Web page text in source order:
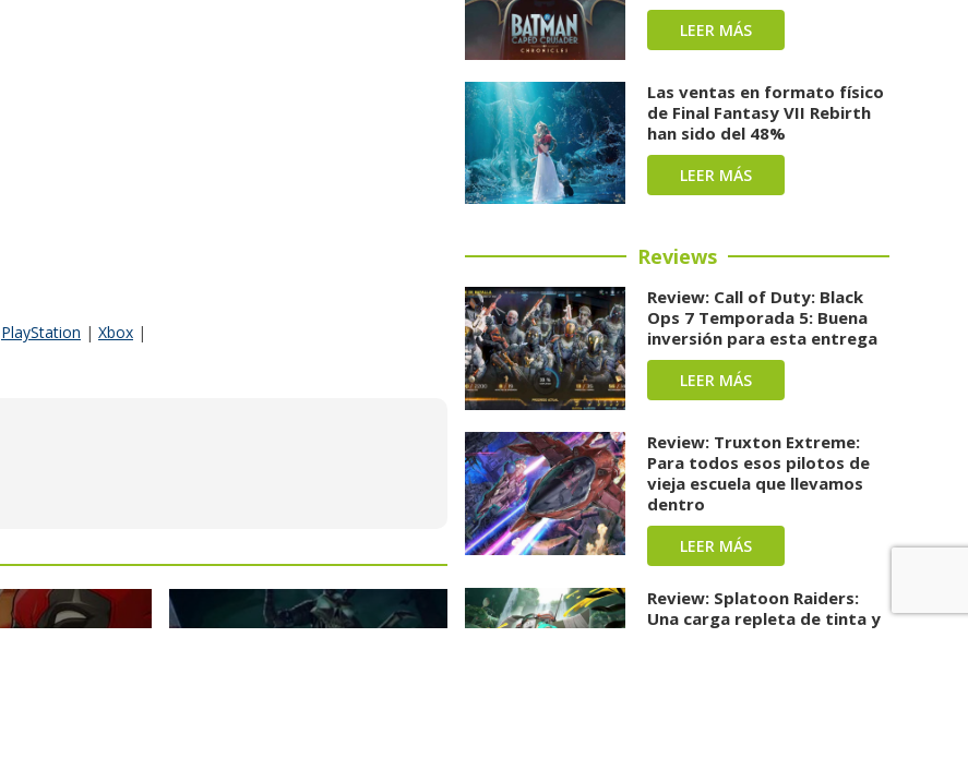
PlayStation | Xbox |
LEER MÁS
Las ventas en formato físico
de Final Fantasy VII Rebirth
han sido del 48%
LEER MÁS
Reviews
Review: Call of Duty: Black
Ops 7 Temporada 5: Buena
inversión para esta entrega
LEER MÁS
Review: Truxton Extreme:
Para todos esos pilotos de
vieja escuela que llevamos
dentro
LEER MÁS
Review: Splatoon Raiders:
Una carga repleta de tinta y